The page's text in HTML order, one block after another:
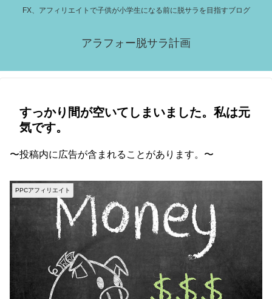
FX、アフィリエイトで子供が小学生になる前に脱サラを目指すブログ
アラフォー脱サラ計画
すっかり間が空いてしまいました。私は元
気です。
〜投稿内に広告が含まれることがあります。〜
PPCアフィリエイト